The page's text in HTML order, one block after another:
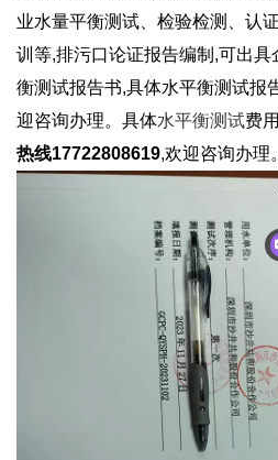
业水量平衡测试、检验检测、认
训等,排污口论证报告编制,可出
衡测试报告书,具体水平衡测试报
迎咨询办理。具体水平衡测试费
热线17722808619,欢迎咨询办理。